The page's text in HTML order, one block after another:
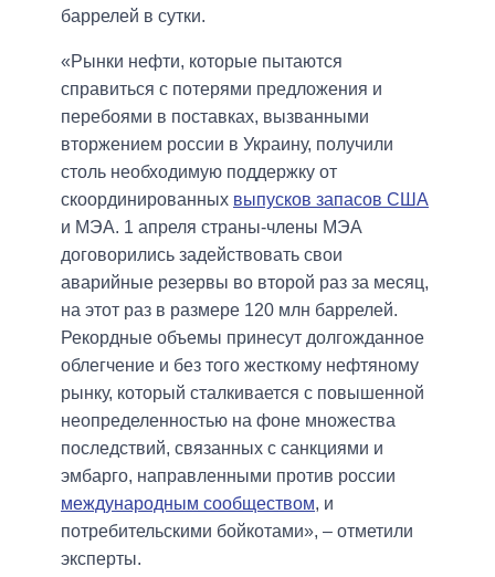
баррелей в сутки.
«Рынки нефти, которые пытаются
справиться с потерями предложения и
перебоями в поставках, вызванными
вторжением россии в Украину, получили
столь необходимую поддержку от
скоординированных выпусков запасов США
и МЭА. 1 апреля страны-члены МЭА
договорились задействовать свои
аварийные резервы во второй раз за месяц,
на этот раз в размере 120 млн баррелей.
Рекордные объемы принесут долгожданное
облегчение и без того жесткому нефтяному
рынку, который сталкивается с повышенной
неопределенностью на фоне множества
последствий, связанных с санкциями и
эмбарго, направленными против россии
международным сообществом, и
потребительскими бойкотами», – отметили
эксперты.